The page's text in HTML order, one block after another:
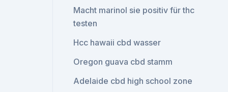
Macht marinol sie positiv für thc
testen
Hcc hawaii cbd wasser
Oregon guava cbd stamm
Adelaide cbd high school zone